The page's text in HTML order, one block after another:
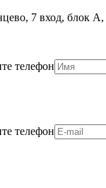
7 вход, блок А,
телефон
телефон